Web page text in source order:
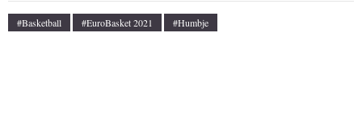
#Basketball #EuroBasket 2021 #Humbje